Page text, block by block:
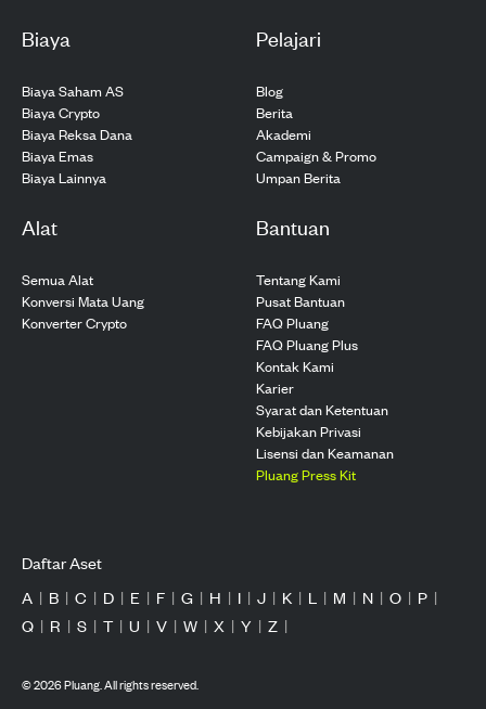
Biaya
Biaya Saham AS
Biaya Crypto
Biaya Reksa Dana
Biaya Emas
Biaya Lainnya
Pelajari
Blog
Berita
Akademi
Campaign & Promo
Umpan Berita
Alat
Semua Alat
Konversi Mata Uang
Konverter Crypto
Bantuan
Tentang Kami
Pusat Bantuan
FAQ Pluang
FAQ Pluang Plus
Kontak Kami
Karier
Syarat dan Ketentuan
Kebijakan Privasi
Lisensi dan Keamanan
Pluang Press Kit
Daftar Aset
A | B | C | D | E | F | G | H | I | J | K | L | M | N | O | P |
Q | R | S | T | U | V | W | X | Y | Z |
©2026Pluang. All rights reserved.